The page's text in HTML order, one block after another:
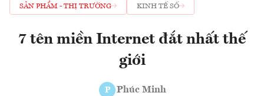
SẢN PHẨM - THỊ TRƯỜNG KINH TẾ SỐ
7 tên miền Internet đắt nhất thế
giới
P Phúc Minh